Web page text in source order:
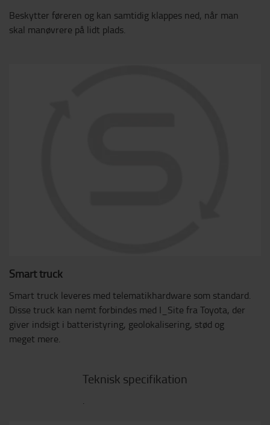
Beskytter føreren og kan samtidig klappes ned, når man
skal manøvrere på lidt plads.
Smart truck
Smart truck leveres med telematikhardware som standard.
Disse truck kan nemt forbindes med I_Site fra Toyota, der
giver indsigt i batteristyring, geolokalisering, stød og
meget mere.
Teknisk specifikation
.